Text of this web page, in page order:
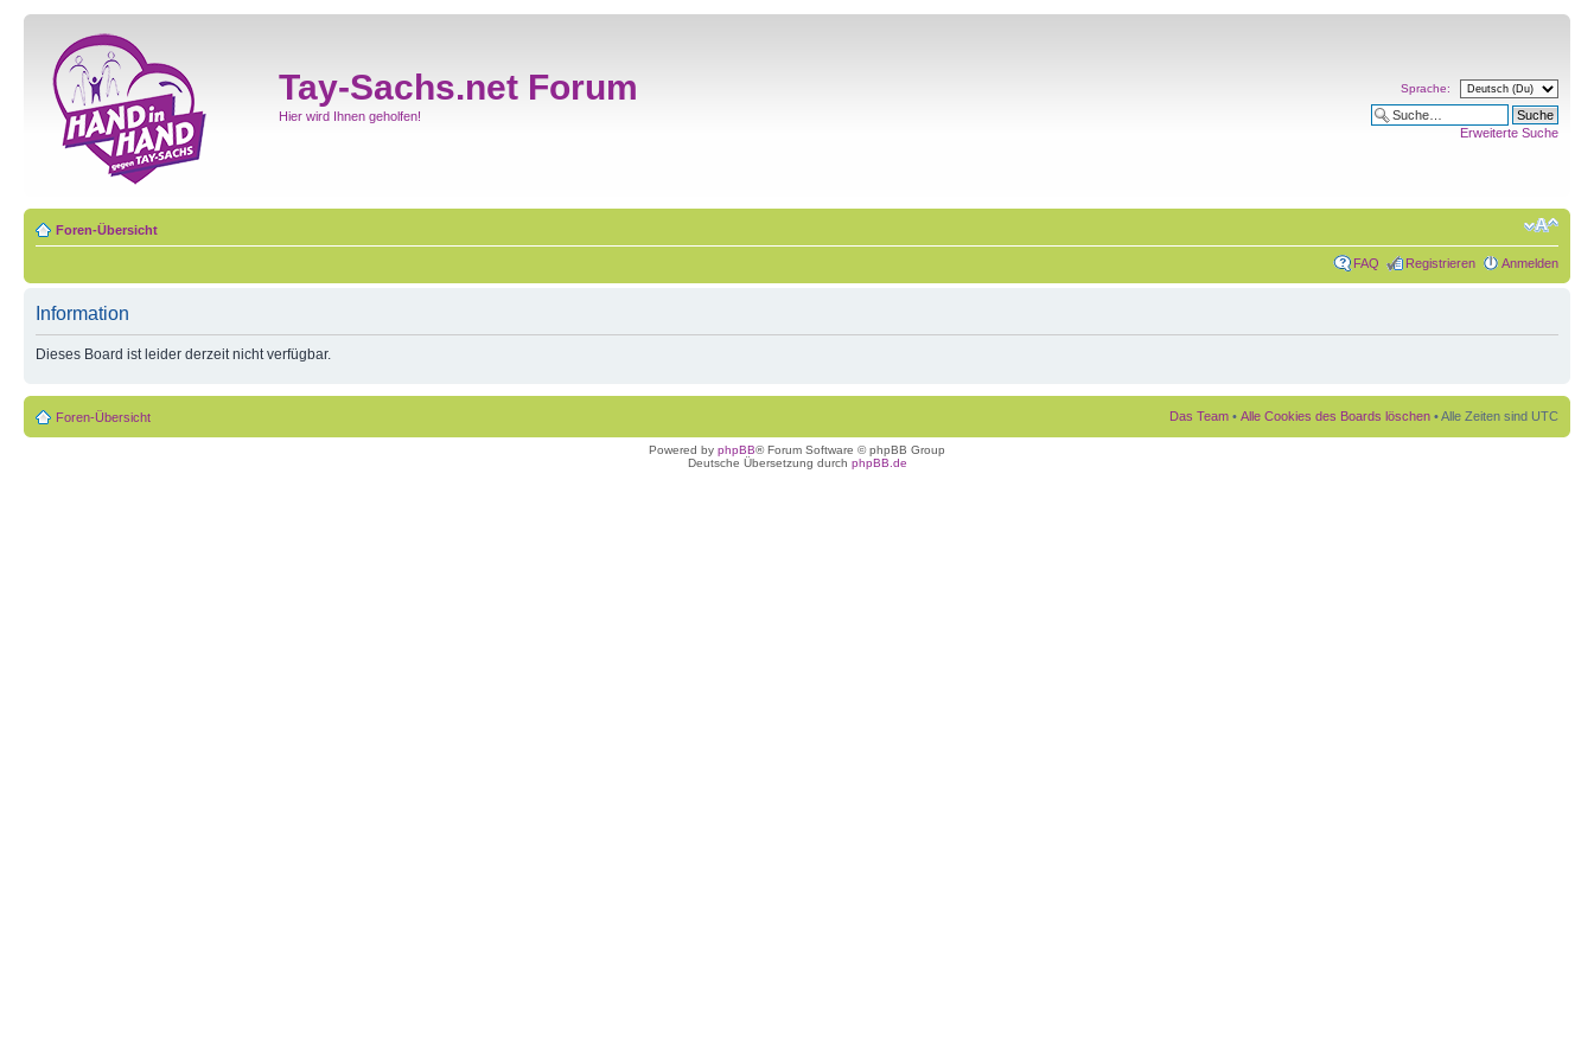
Tay-Sachs.net Forum
Hier wird Ihnen geholfen!
Sprache:
Erweiterte Suche
Foren-Übersicht
FAQ Registrieren Anmelden
Information
Dieses Board ist leider derzeit nicht verfügbar.
Foren-Übersicht Das Team • Alle Cookies des Boards löschen • Alle Zeiten sind UTC
Powered by phpBB® Forum Software © phpBB Group
Deutsche Übersetzung durch phpBB.de